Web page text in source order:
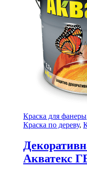
Краска для фанеры
Краска по дереву,
Акватекс